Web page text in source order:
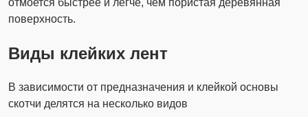
поверхность.
Виды клейких лент
В зависимости от предназначения и клейкой основы
скотчи делятся на несколько видов